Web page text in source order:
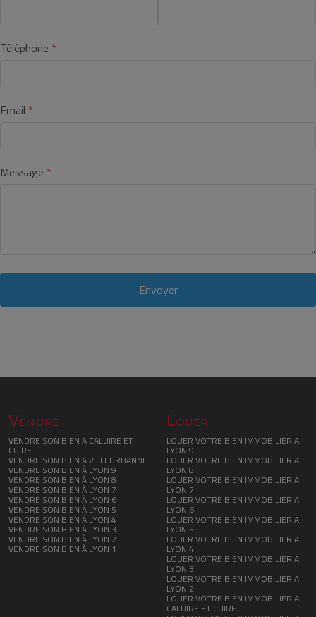
Téléphone
Email
Message
Envoyer
Vendre
VENDRE SON BIEN A CALUIRE ET
CUIRE
VENDRE SON BIEN A VILLEURBANNE
VENDRE SON BIEN À LYON 9
VENDRE SON BIEN À LYON 8
VENDRE SON BIEN À LYON 7
VENDRE SON BIEN À LYON 6
VENDRE SON BIEN À LYON 5
VENDRE SON BIEN À LYON 4
VENDRE SON BIEN À LYON 3
VENDRE SON BIEN À LYON 2
VENDRE SON BIEN À LYON 1
Louer
LOUER VOTRE BIEN IMMOBILIER A
LYON 9
LOUER VOTRE BIEN IMMOBILIER A
LYON 8
LOUER VOTRE BIEN IMMOBILIER A
LYON 7
LOUER VOTRE BIEN IMMOBILIER A
LYON 6
LOUER VOTRE BIEN IMMOBILIER A
LYON 5
LOUER VOTRE BIEN IMMOBILIER A
LYON 4
LOUER VOTRE BIEN IMMOBILIER A
LYON 3
LOUER VOTRE BIEN IMMOBILIER A
LYON 2
LOUER VOTRE BIEN IMMOBILIER A
CALUIRE ET CUIRE